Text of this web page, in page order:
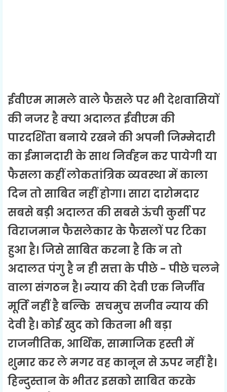
ईवीएम मामले वाले फैसले पर भी देशवासियों
की नजर है क्या अदालत ईवीएम की
पारदर्शिता बनाये रखने की अपनी जिम्मेदारी
का ईमानदारी के साथ निर्वहन कर पायेगी या
फैसला कहीं लोकतांत्रिक व्यवस्था में काला
दिन तो साबित नहीं होगा। सारा दारोमदार
सबसे बड़ी अदालत की सबसे ऊंची कुर्सी पर
विराजमान फैसलेकार के फैसलों पर टिका
हुआ है। जिसे साबित करना है कि न तो
अदालत पंगु है न ही सत्ता के पीछे - पीछे चलने
वाला संगठन है। न्याय की देवी एक निर्जीव
मूर्ति नहीं है बल्कि सचमुच सजीव न्याय की
देवी है। कोई खुद को कितना भी बड़ा
राजनीतिक, आर्थिक, सामाजिक हस्ती में
शुमार कर ले मगर वह कानून से ऊपर नहीं है।
हिन्दुस्तान के भीतर इसको साबित करके